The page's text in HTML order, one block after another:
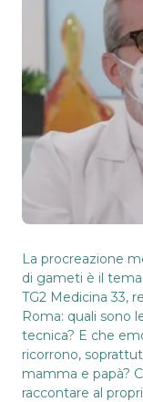
La procreazione
di gameti è il
TG2 Medicina 33,
Roma: quali sono
tecnica? E che
ricorrono,
mamma e papà?
raccontare al